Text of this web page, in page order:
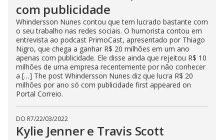
com publicidade
Whindersson Nunes contou que tem lucrado bastante com
o seu trabalho nas redes sociais. O humorista contou em
entrevista ao podcast PrimoCast, apresentado por Thiago
Nigro, que chega a ganhar R$ 20 milhões em um ano
apenas com publicidade. Ele disse ainda que rejeitou R$ 10
milhões de uma empresa recentemente por não conhecer
a […] The post Whindersson Nunes diz que lucra R$ 20
milhões por ano só com publicidade first appeared on
Portal Correio.
DO R7/22/03/2022
Kylie Jenner e Travis Scott